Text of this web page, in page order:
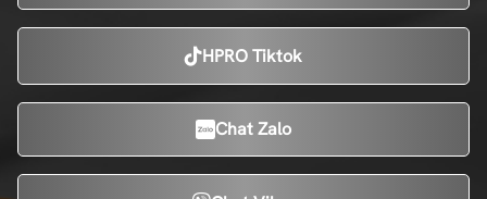
HPRO Tiktok
Chat Zalo